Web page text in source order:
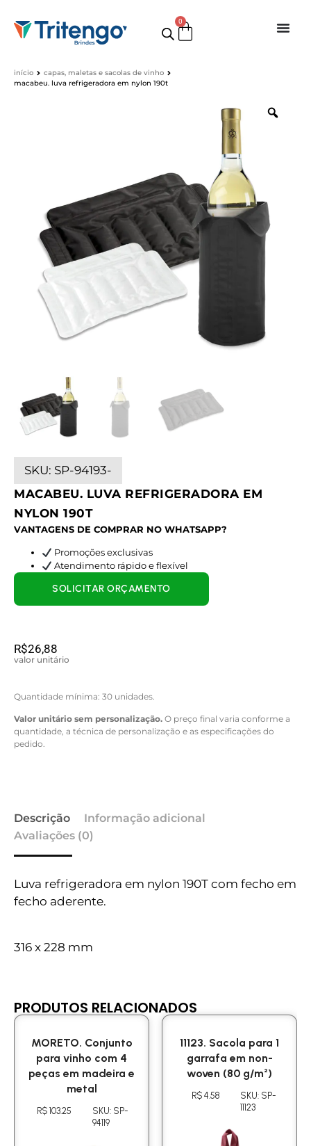
0
início
capas, maletas e sacolas de vinho
macabeu. luva refrigeradora em nylon 190t
SKU: SP-94193-
MACABEU. LUVA REFRIGERADORA EM
NYLON 190T
VANTAGENS DE COMPRAR NO WHATSAPP?
Promoções exclusivas
Atendimento rápido e flexível
R$26,88
valor unitário
Quantidade mínima: 30 unidades.
Valor unitário sem personalização. O preço final varia conforme a
quantidade, a técnica de personalização e as especificações do
pedido.
SOLICITAR ORÇAMENTO
Descrição
Informação adicional
Avaliações (0)
Luva refrigeradora em nylon 190T com fecho em
fecho aderente.
316 x 228 mm
PRODUTOS RELACIONADOS
MORETO. Conjunto
para vinho com 4
peças em madeira e
metal
R$ 103.25
SKU: SP-
94119
11123. Sacola para 1
garrafa em non-
woven (80 g/m²)
R$ 4.58
SKU: SP-
11123